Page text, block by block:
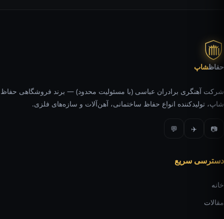
حفاظشاپ
شرکت آهنگری برادران عباسی (با مسئولیت محدود) — برند فروشگاهی حفاظ
شاپ، تولیدکننده انواع حفاظ ساختمانی، آهن‌آلات و سازه‌های فلزی.
📷
✈️
💬
دسترسی سریع
خانه
مقالات